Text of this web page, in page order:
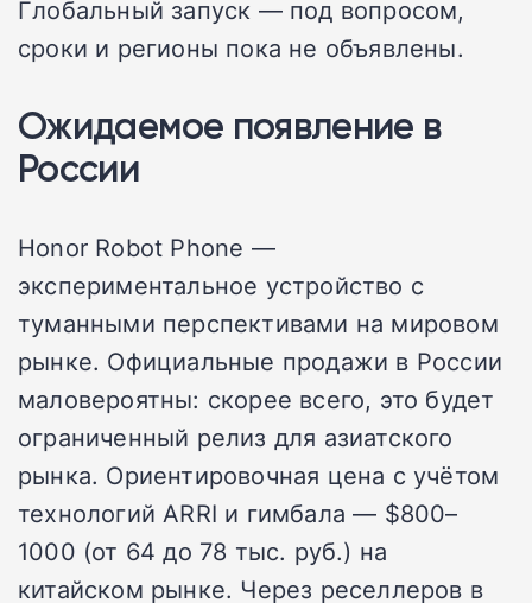
Глобальный запуск — под вопросом,
сроки и регионы пока не объявлены.
Ожидаемое появление в
России
Honor Robot Phone —
экспериментальное устройство с
туманными перспективами на мировом
рынке. Официальные продажи в России
маловероятны: скорее всего, это будет
ограниченный релиз для азиатского
рынка. Ориентировочная цена с учётом
технологий ARRI и гимбала — $800–
1000 (от 64 до 78 тыс. руб.) на
китайском рынке. Через реселлеров в